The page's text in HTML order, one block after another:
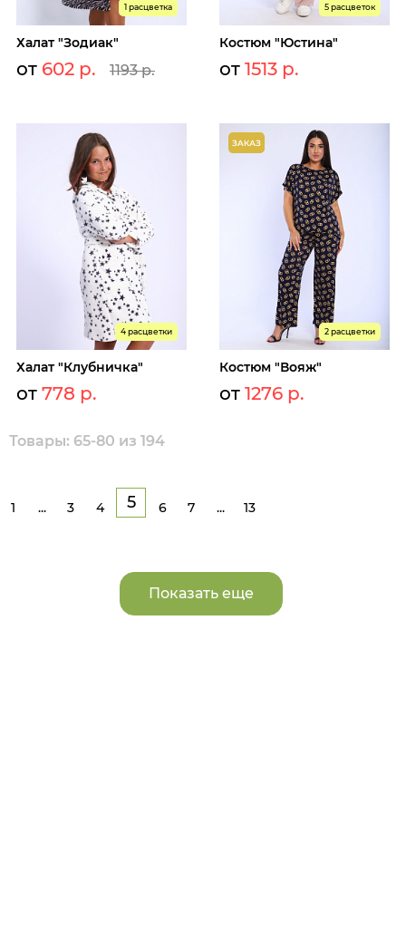
1 расцветка
Халат "Зодиак"
от 602 р. 1193 р.
5 расцветок
Костюм "Юстина"
от 1513 р.
4 расцветки
Халат "Клубничка"
от 778 р.
2 расцветки
Костюм "Вояж"
от 1276 р.
Товары: 65-80 из 194
1 ... 3 4 5 6 7 ... 13
Показать еще